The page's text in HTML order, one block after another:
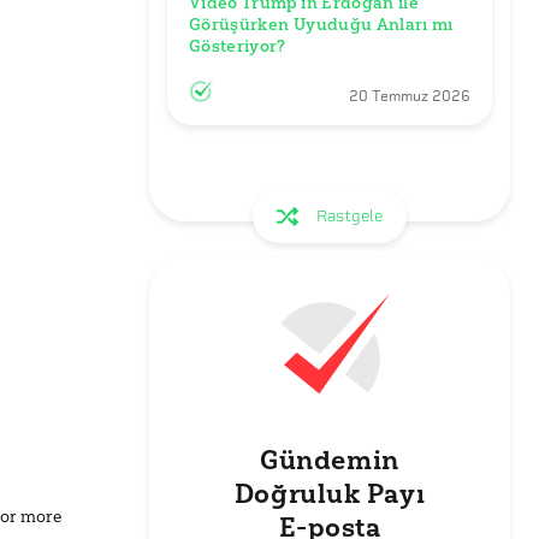
more
Görüşürken Uyuduğu Anları mı
Gösteriyor?
20 Temmuz 2026
Rastgele
Gündemin
Doğruluk Payı
E-posta